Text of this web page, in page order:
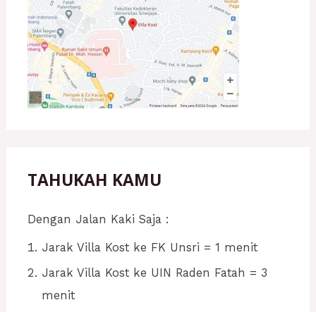
TAHUKAH KAMU
Dengan Jalan Kaki Saja :
Jarak Villa Kost ke FK Unsri = 1 menit
Jarak Villa Kost ke UIN Raden Fatah = 3
menit